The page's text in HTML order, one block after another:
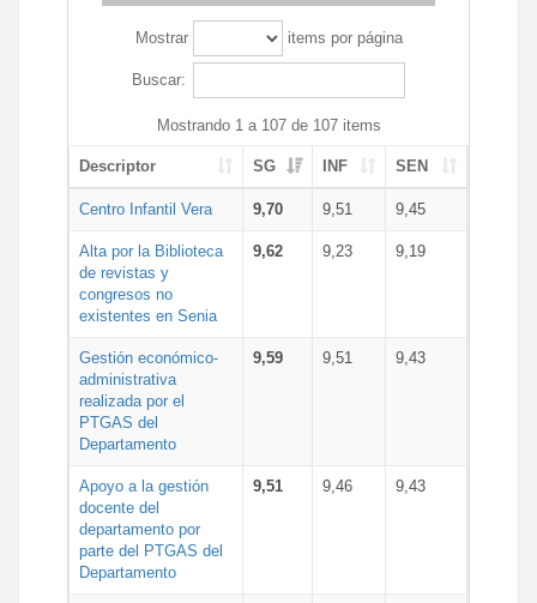
Mostrar items por página
Buscar:
Mostrando 1 a 107 de 107 items
Descriptor SG INF SEN
Centro Infantil Vera 9,70 9,51 9,45
Alta por la Biblioteca
de revistas y
congresos no
existentes en Senia
9,62 9,23 9,19
Gestión económico-
administrativa
realizada por el
PTGAS del
Departamento
9,59 9,51 9,43
Apoyo a la gestión
docente del
departamento por
parte del PTGAS del
Departamento
9,51 9,46 9,43